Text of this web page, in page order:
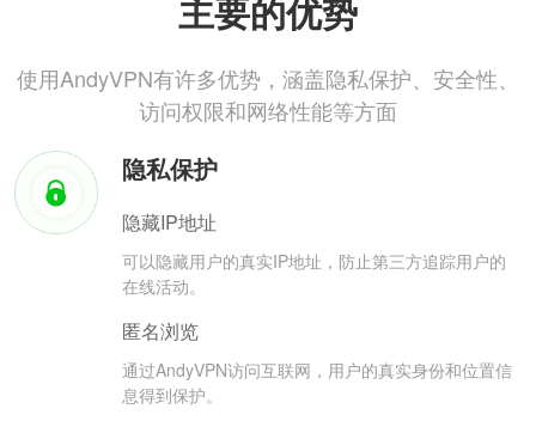
主要的优势
使用AndyVPN有许多优势，涵盖隐私保护、安全性、
访问权限和网络性能等方面
隐私保护
隐藏IP地址
可以隐藏用户的真实IP地址，防止第三方追踪用户的
在线活动。
匿名浏览
通过AndyVPN访问互联网，用户的真实身份和位置信
息得到保护。